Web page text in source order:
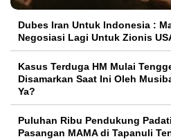
Dubes Iran Untuk Indonesia :
Negosiasi Lagi Untuk Zionis
Kasus Terduga HM Mulai
Disamarkan Saat Ini Oleh
Ya?
Puluhan Ribu Pendukung
Pasangan MAMA di Tapanuli